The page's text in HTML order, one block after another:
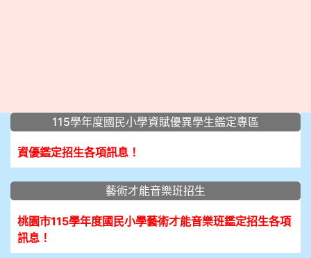
::: 115學年度國民小學資賦優異學生鑑定專區
資優鑑定招生各項訊息！
藝術才能音樂班招生
桃園市115學年度國民小學藝術才能音樂班鑑定招生各項
訊息！